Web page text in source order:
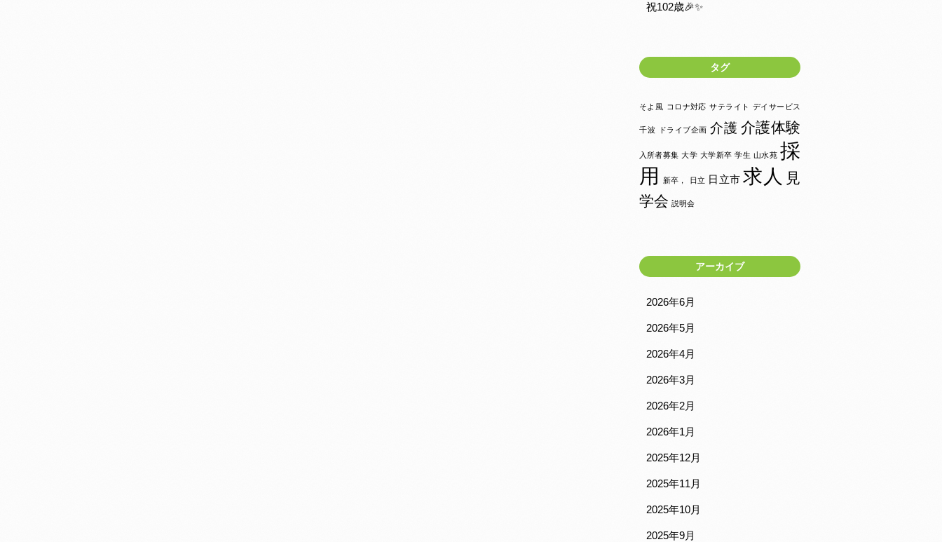
祝102歳🎉✨
タグ
そよ風 コロナ対応 サテライト デイサービス
千波 ドライブ企画 介護 介護体験
入所者募集 大学 大学新卒 学生 山水苑 採
用
新卒， 日立 日立市 求人 見
学会 説明会
アーカイブ
2026年6月
2026年5月
2026年4月
2026年3月
2026年2月
2026年1月
2025年12月
2025年11月
2025年10月
2025年9月